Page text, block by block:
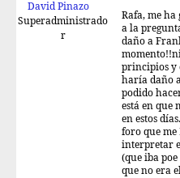
David Pinazo
Superadministrado
r
Rafa, me
a la
daño a
principios y
haría daño
podido
está en que
en estos
foro que me
interpretar
(que iba
que no era